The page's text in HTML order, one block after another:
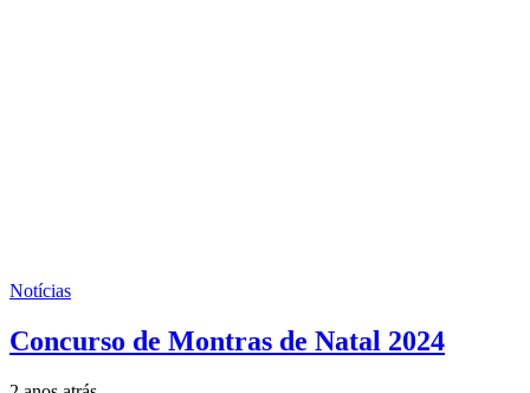
Notícias
Concurso de Montras de Natal 2024